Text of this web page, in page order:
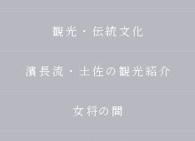
観光・伝統文化
濱長流・土佐の観光紹介
女将の間